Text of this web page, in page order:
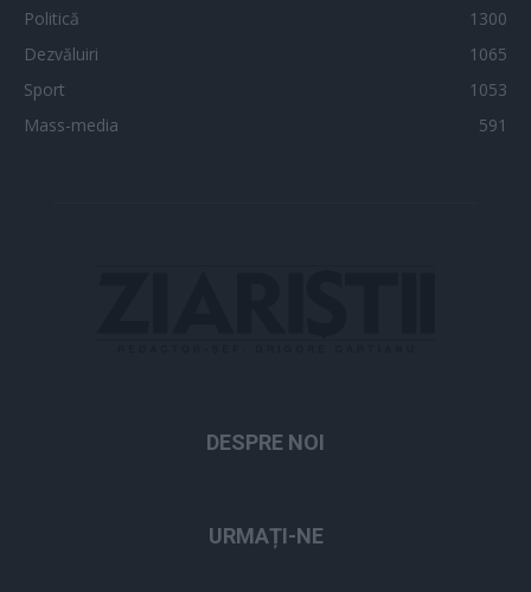
Politică
1300
Dezvăluiri
1065
Sport
1053
Mass-media
591
DESPRE NOI
URMAȚI-NE